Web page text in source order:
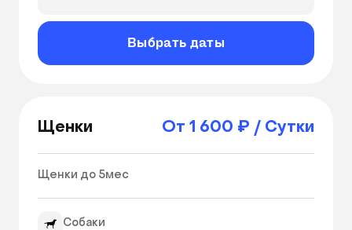
Выбрать даты
Щенки От 1 600 ₽ / Сутки
Щенки до 5мес
Собаки